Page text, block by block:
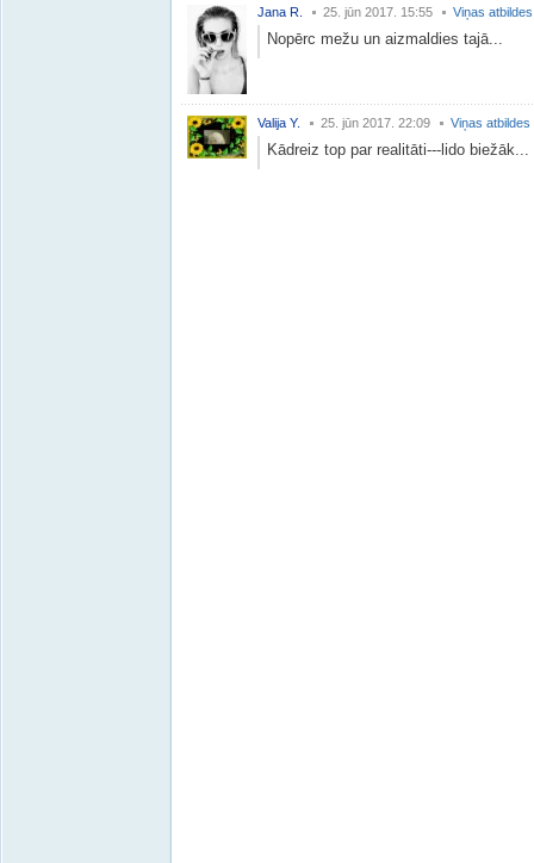
Jana R. 25. jūn 2017. 15:55 Viņas atbildes
Nopērc mežu un aizmaldies tajā...
Valija Y. 25. jūn 2017. 22:09 Viņas atbildes
Kādreiz top par realitāti---lido biežāk...